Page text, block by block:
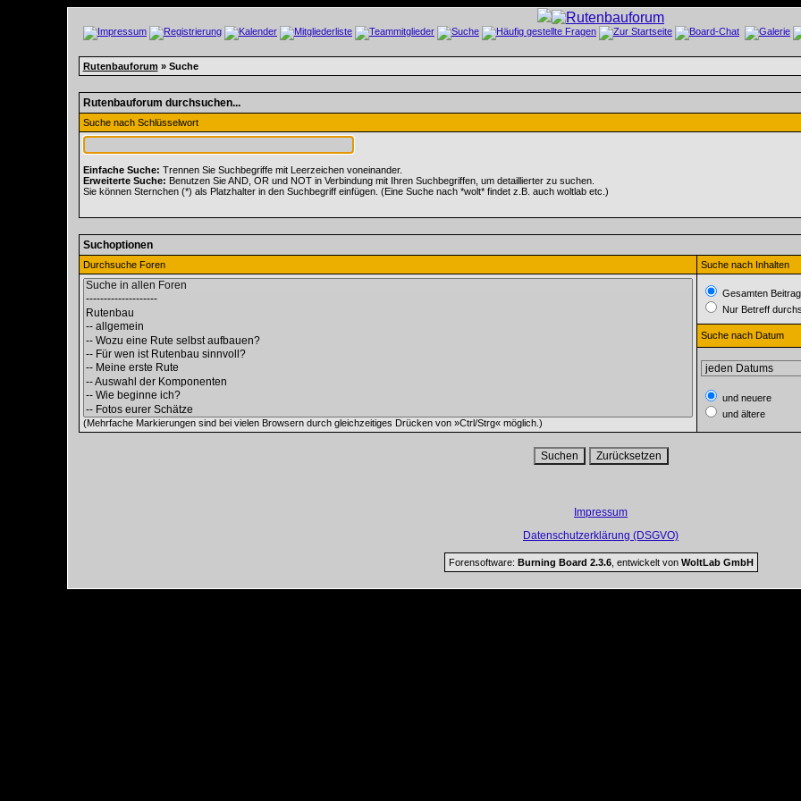
Rutenbauforum » Suche
Rutenbauforum durchsuchen...
Suche nach Schlüsselwort
Einfache Suche: Trennen Sie Suchbegriffe mit Leerzeichen voneinander.
Erweiterte Suche: Benutzen Sie AND, OR und NOT in Verbindung mit Ihren Suchbegriffen, um detaillierter zu suchen.
Sie können Sternchen (*) als Platzhalter in den Suchbegriff einfügen. (Eine Suche nach *wolt* findet z.B. auch woltlab etc.)
Suchoptionen
Durchsuche Foren Suche nach Inhalten
(Mehrfache Markierungen sind bei vielen Browsern durch gleichzeitiges Drücken von »Ctrl/Strg« möglich.)
Gesamten
Nur Betreff
Suche nach Datum
und neuere
und ältere
Impressum
Datenschutzerklärung (DSGVO)
Forensoftware: Burning Board 2.3.6, entwickelt von WoltLab GmbH